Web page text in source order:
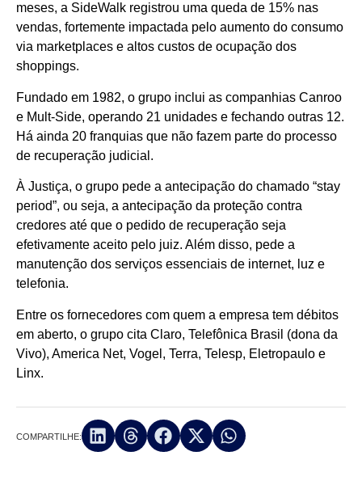
meses, a SideWalk registrou uma queda de 15% nas
vendas, fortemente impactada pelo aumento do consumo
via marketplaces e altos custos de ocupação dos
shoppings.
Fundado em 1982, o grupo inclui as companhias Canroo
e Mult-Side, operando 21 unidades e fechando outras 12.
Há ainda 20 franquias que não fazem parte do processo
de recuperação judicial.
À Justiça, o grupo pede a antecipação do chamado “stay
period”, ou seja, a antecipação da proteção contra
credores até que o pedido de recuperação seja
efetivamente aceito pelo juiz. Além disso, pede a
manutenção dos serviços essenciais de internet, luz e
telefonia.
Entre os fornecedores com quem a empresa tem débitos
em aberto, o grupo cita Claro, Telefônica Brasil (dona da
Vivo), America Net, Vogel, Terra, Telesp, Eletropaulo e
Linx.
COMPARTILHE: